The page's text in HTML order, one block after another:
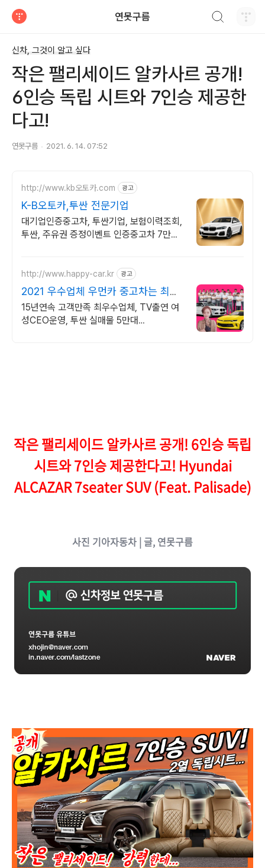
연못구름
신차, 그것이 알고 싶다
작은 팰리세이드 알카사르 공개!
6인승 독립 시트와 7인승 제공한
다고!
연못구름 2021. 6. 14. 07:52
http://www.kb오토카.com 광고
K-B오토카,투싼 전문기업
대기업인증중고차, 투싼기업, 보험이력조회,
투싼, 주유권 증정이벤트 인증중고차 7만대
http://www.happy-car.kr 광고
2021 우수업체 우먼카 중고차는 최우
수모범업체에서!
15년연속 고객만족 최우수업체, TV출연 여
성CEO운영, 투싼 실매물 5만대
작은 팰리세이드 알카사르 공개! 6인승 독립
시트와 7인승 제공한다고! Hyundai
ALCAZAR 7seater SUV (Feat. Palisade)
사진 기아자동차 | 글, 연못구름